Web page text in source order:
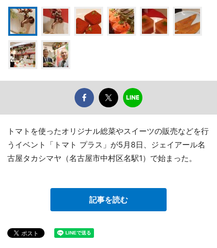
トマトを使ったオリジナル総菜やスイーツの販売などを行
うイベント「トマト プラス」が5月8日、ジェイアール名
古屋タカシマヤ（名古屋市中村区名駅1）で始まった。
記事を読む